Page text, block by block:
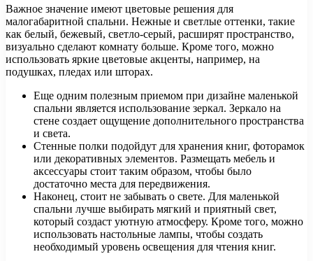
Важное значение имеют цветовые решения для
малогабаритной спальни. Нежные и светлые оттенки, такие
как белый, бежевый, светло-серый, расширят пространство,
визуально сделают комнату больше. Кроме того, можно
использовать яркие цветовые акценты, например, на
подушках, пледах или шторах.
Еще одним полезным приемом при дизайне маленькой
спальни является использование зеркал. Зеркало на
стене создает ощущение дополнительного пространства
и света.
Стенные полки подойдут для хранения книг, фоторамок
или декоративных элементов. Размещать мебель и
аксессуары стоит таким образом, чтобы было
достаточно места для передвижения.
Наконец, стоит не забывать о свете. Для маленькой
спальни лучше выбирать мягкий и приятный свет,
который создаст уютную атмосферу. Кроме того, можно
использовать настольные лампы, чтобы создать
необходимый уровень освещения для чтения книг.